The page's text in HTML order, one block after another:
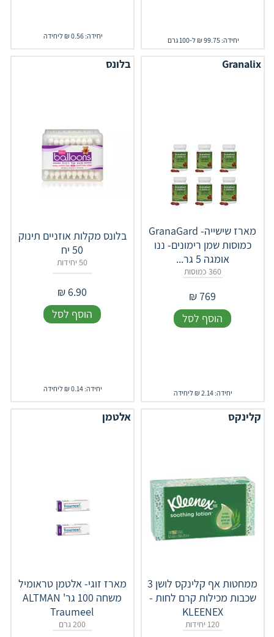
יחידה: 99.75 ₪ ל-100 גרם יחידה: 0.56 ₪ ליחידה
‎Granalix
מארז שישייה- GranaGard
כמוסות שמן רימונים- ננו
אומגה 5 גר...
360 כמוסות
769
₪
הוסף לסל
יחידה: 2.14 ₪ ליחידה
בלונס
בלונס מקלות אוזניים תינוק
50 יח
50 יחידות
6.90
₪
הוסף לסל
יחידה: 0.14 ₪ ליחידה
קלינקס
ממחטות אף קלינקס לושן 3
שכבות מכילות קרם לחות -
KLEENEX
120 יחידות
אלטמן
מארז זוגי- אלטמן טראומיל
משחה 100 גר' ALTMAN
Traumeel
200 גרם